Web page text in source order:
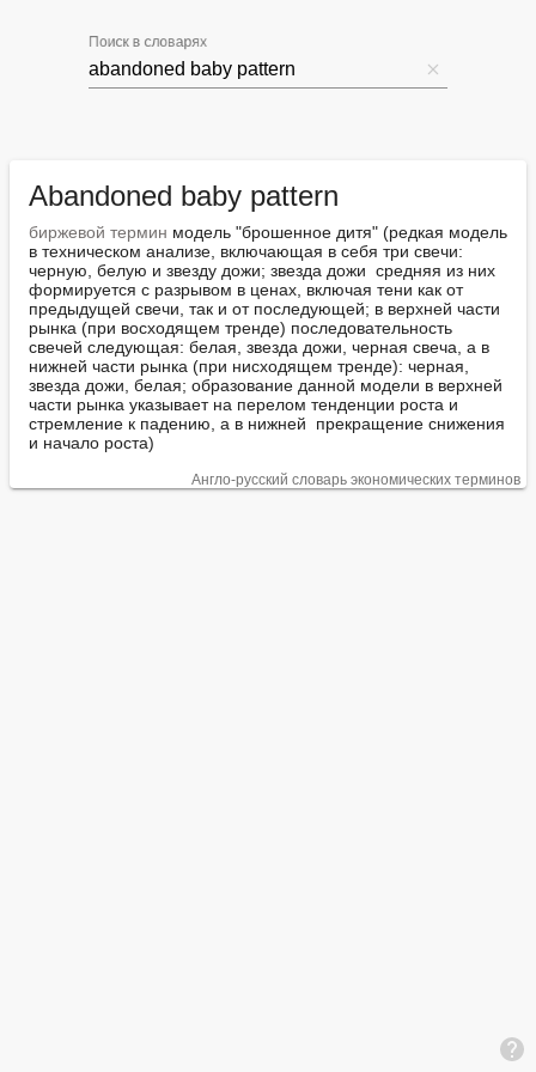
Поиск в словарях
Abandoned baby pattern
биржевой термин модель "брошенное дитя" (редкая модель
в техническом анализе, включающая в себя три свечи:
черную, белую и звезду дожи; звезда дожи  средняя из них
формируется с разрывом в ценах, включая тени как от
предыдущей свечи, так и от последующей; в верхней части
рынка (при восходящем тренде) последовательность
свечей следующая: белая, звезда дожи, черная свеча, а в
нижней части рынка (при нисходящем тренде): черная,
звезда дожи, белая; образование данной модели в верхней
части рынка указывает на перелом тенденции роста и
стремление к падению, а в нижней  прекращение снижения
и начало роста)
Англо-русский словарь экономических терминов